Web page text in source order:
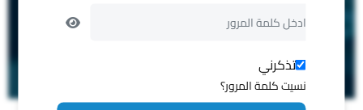
تذكرني
نسيت كلمة المرور؟